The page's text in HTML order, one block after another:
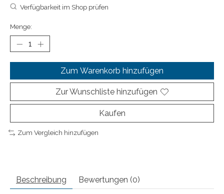
Verfügbarkeit im Shop prüfen
Menge:
Zum Warenkorb hinzufügen
Zur Wunschliste hinzufügen
Kaufen
Zum Vergleich hinzufügen
Beschreibung Bewertungen (0)